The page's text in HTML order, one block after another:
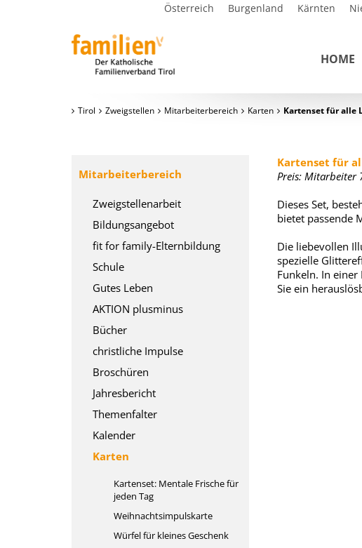
Österreich Burgenland Kärnten
HOME
Tirol Zweigstellen Mitarbeiterbereich Karten Kartenset für alle
Kartenset für
Preis: Mitarbeiter
Dieses Set,
bietet passende
Die liebevollen
spezielle
Funkeln. In
Sie ein
Mitarbeiterbereich
Zweigstellenarbeit
Bildungsangebot
fit for family-Elternbildung
Schule
Gutes Leben
AKTION plusminus
Bücher
christliche Impulse
Broschüren
Jahresbericht
Themenfalter
Kalender
Karten
Kartenset: Mentale Frische für
jeden Tag
Weihnachtsimpulskarte
Würfel für kleines Geschenk